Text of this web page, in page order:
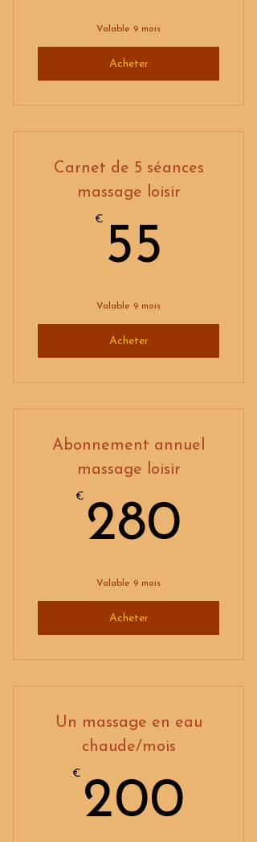
Valable 9 mois
Acheter
Carnet de 5 séances
massage loisir
€ 55
Valable 9 mois
Acheter
Abonnement annuel
massage loisir
€ 280
Valable 9 mois
Acheter
Un massage en eau
chaude/mois
€ 200